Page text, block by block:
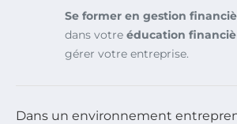
Se former en gestion
dans votre éducation
gérer votre entreprise.
Dans un environnement